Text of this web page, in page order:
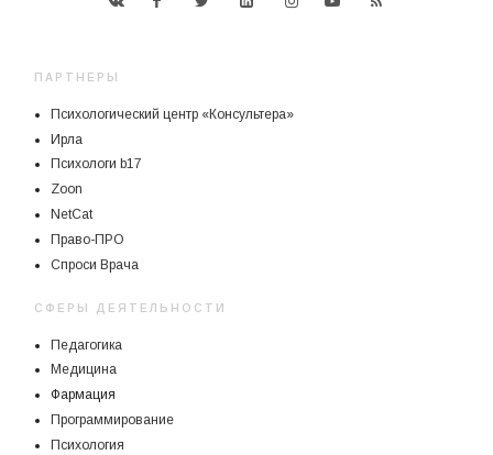
ПАРТНЕРЫ
Психологический центр «Консультера»
Ирла
Психологи b17
Zoon
NetCat
Право-ПРО
Спроси Врача
СФЕРЫ ДЕЯТЕЛЬНОСТИ
Педагогика
Медицина
Фармация
Программирование
Психология